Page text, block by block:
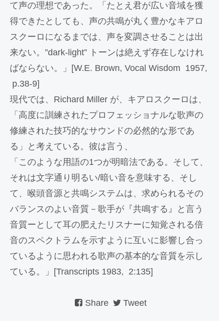
て声の理想であった。「たとえ君が広い音域を獲
得できたとしても、声の共鳴が丸く豊かなキアロ
スクーロになるまでは、声を変調させることは出
来ない。”dark-light” トーンは絶えず存在しなけれ
ばならない。」[W.E. Brown, Vocal Wisdom 1957,
p.38-9]
現代では、Richard Miller が、キアロスクーロは、
「高度に訓練されたプロフェッショナルな歌声の
修練された技巧的なサウンドの必然的な形であ
る」と考えている。彼は言う、
「このような用語の1つが明暗法である。そして、
それは文字通り明るい/暗い音を意味する、そし
て、喉頭音源と共鳴システムは、求められるその
バランスのよい音質－歌手が『共鳴する』と言う
音質ーとして耳の肥えたリスナーに知覚される倍
音のスペクトラムを示すように互いに影響し合っ
ているように思われる歌声の基本的な音質を示し
ている。」[Transcripts 1983, 2:135]
Share Tweet